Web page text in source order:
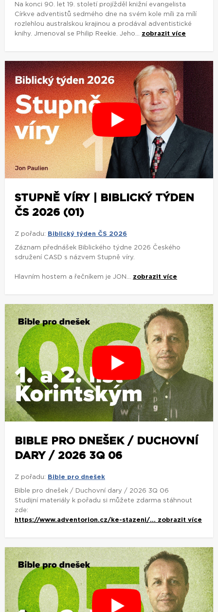
Na konci 90. let 19. století projížděl knižní evangelista
Církve adventistů sedmého dne na svém kole míli za mílí
rozlehlou australskou krajinou a prodával adventistické
knihy. Jmenoval se Philip Reekie. Jeho... zobrazit více
STUPNĚ VÍRY | BIBLICKÝ TÝDEN
ČS 2026 (01)
Z pořadu: Biblický týden ČS 2026
Záznam přednášek Biblického týdne 2026 Českého
sdružení CASD s názvem Stupně víry.
Hlavním hostem a řečníkem je JON... zobrazit více
BIBLE PRO DNEŠEK / DUCHOVNÍ
DARY / 2026 3Q 06
Z pořadu: Bible pro dnešek
Bible pro dnešek / Duchovní dary / 2026 3Q 06
Studijní materiály k pořadu si můžete zdarma stáhnout
zde:
https://www.adventorion.cz/ke-stazeni/... zobrazit více